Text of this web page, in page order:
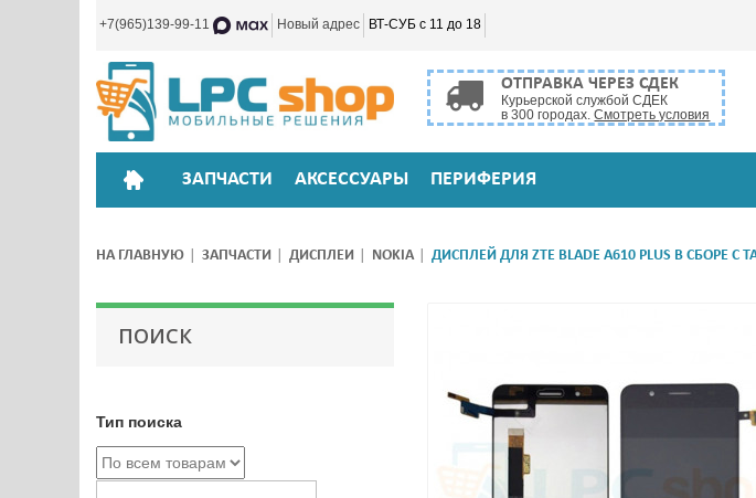
+7(965)139-99-11 Новый адрес ВТ-СУБ с 11 до 18
ОТПРАВКА ЧЕРЕЗ СДЕК
Курьерской службой СДЕК
в 300 городах.Смотреть условия
ЗАПЧАСТИ АКСЕССУАРЫ ПЕРИФЕРИЯ
НА ГЛАВНУЮ ЗАПЧАСТИ ДИСПЛЕИ NOKIA ДИСПЛЕЙ ДЛЯ ZTE BLADE A610 PLUS В СБОРЕ
ПОИСК
Тип поиска